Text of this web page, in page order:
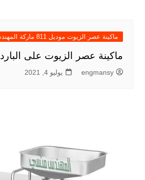
ماكينة عصر الزيوت موديل 811 ماركة المهندس منسي
ماكينة عصر الزيوت على البارد
engmansy يوليو 4, 2021